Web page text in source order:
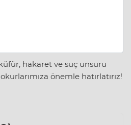
hakaret ve suç unsuru
önemle hatırlatırız!